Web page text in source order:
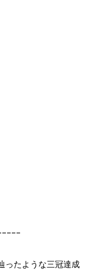
ったような三冠達成